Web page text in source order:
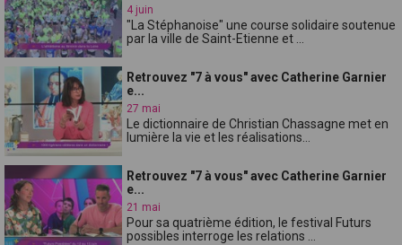
4 juin
"La Stéphanoise" une course solidaire soutenue
par la ville de Saint-Etienne et ...
Retrouvez "7 à vous" avec Catherine Garnier
e...
27 mai
Le dictionnaire de Christian Chassagne met en
lumière la vie et les réalisations...
Retrouvez "7 à vous" avec Catherine Garnier
e...
21 mai
Pour sa quatrième édition, le festival Futurs
possibles interroge les relations ...